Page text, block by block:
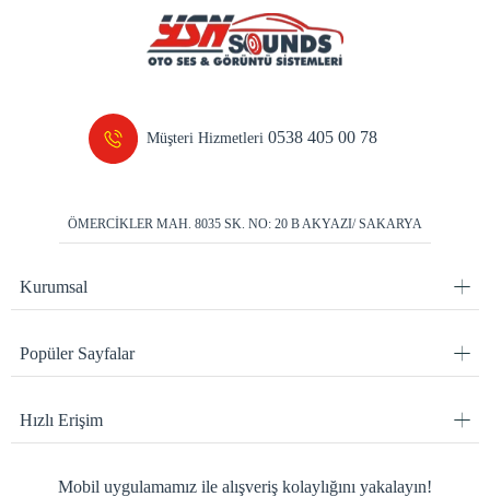
Müşteri Hizmetleri0538 405 00 78
ÖMERCİKLER MAH. 8035 SK. NO: 20 B AKYAZI/ SAKARYA
Kurumsal
Popüler Sayfalar
Hızlı Erişim
Mobil uygulamamız ile alışveriş kolaylığını yakalayın!